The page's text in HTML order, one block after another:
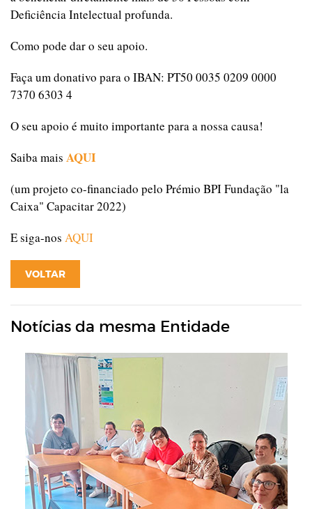
Deficiência Intelectual profunda.
Como pode dar o seu apoio.
Faça um donativo para o IBAN: PT50 0035 0209 0000
7370 6303 4
O seu apoio é muito importante para a nossa causa!
Saiba mais AQUI
(um projeto co-financiado pelo Prémio BPI Fundação "la
Caixa" Capacitar 2022)
E siga-nos AQUI
VOLTAR
Notícias da mesma Entidade